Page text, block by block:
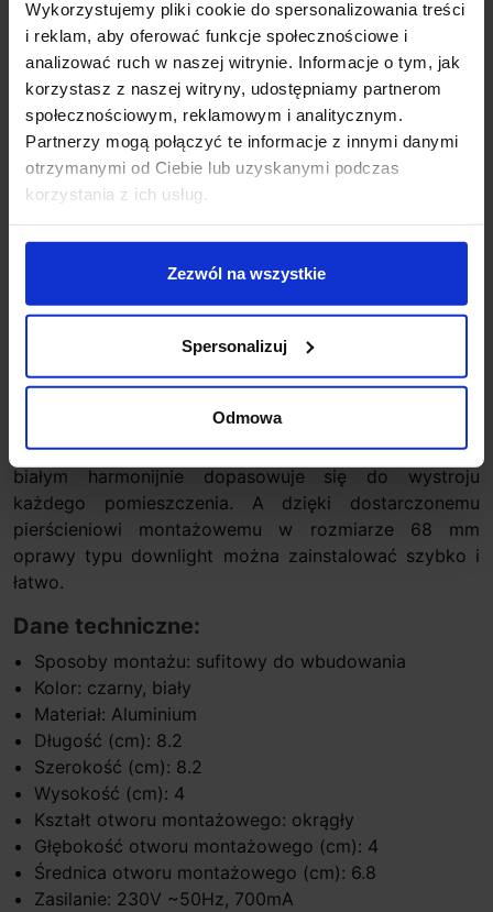
Wykorzystujemy pliki cookie do spersonalizowania treści
i reklam, aby oferować funkcje społecznościowe i
analizować ruch w naszej witrynie. Informacje o tym, jak
korzystasz z naszej witryny, udostępniamy partnerom
społecznościowym, reklamowym i analitycznym.
Partnerzy mogą połączyć te informacje z innymi danymi
otrzymanymi od Ciebie lub uzyskanymi podczas
korzystania z ich usług.
Zezwól na wszystkie
Spersonalizuj
Odmowa
Opis
SLV NEW Tria 68 square oprawa sufitowa 1007394
IP20
kwadratowa oprawa LED do zabudowy
NEW TRIA® z jeszcze większą liczbą funkcji
modułowych zapewniających indywidualne doznania
także jako kompletne zestawy. Zintegrowany moduł
LED zapewniający różne możliwości projektowania
oświetlenia jest dostępny z różnymi barwami światła
(2700 K/3000 K) i kątami świecenia (38°/60°). Zakres
obrotu umożliwia elastyczne ustawienie światła.
Wysokiej jakości obudowa w kolorze czarnym lub
białym harmonijnie dopasowuje się do wystroju
każdego pomieszczenia. A dzięki dostarczonemu
pierścieniowi montażowemu w rozmiarze 68 mm
oprawy typu downlight można zainstalować szybko i
łatwo.
Dane techniczne:
Sposoby montażu: sufitowy do wbudowania
Kolor: czarny, biały
Materiał: Aluminium
Długość (cm): 8.2
Szerokość (cm): 8.2
Wysokość (cm): 4
Kształt otworu montażowego: okrągły
Głębokość otworu montażowego (cm): 4
Średnica otworu montażowego (cm): 6.8
Zasilanie: 230V ~50Hz, 700mA